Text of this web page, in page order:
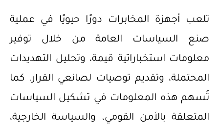
تلعب أجهزة المخابرات دورًا حيويًا في عملية
صنع السياسات العامة من خلال توفير
معلومات استخباراتية قيمة، وتحليل التهديدات
المحتملة، وتقديم توصيات لصانعي القرار. كما
تُسهم هذه المعلومات في تشكيل السياسات
المتعلقة بالأمن القومي، والسياسة الخارجية،